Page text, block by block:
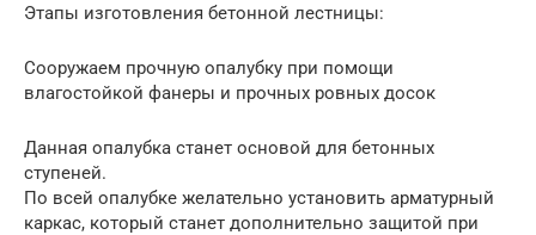
Этапы изготовления бетонной лестницы:
Сооружаем прочную опалубку при помощи
влагостойкой фанеры и прочных ровных досок
Данная опалубка станет основой для бетонных
ступеней.
По всей опалубке желательно установить арматурный
каркас, который станет дополнительно защитой при